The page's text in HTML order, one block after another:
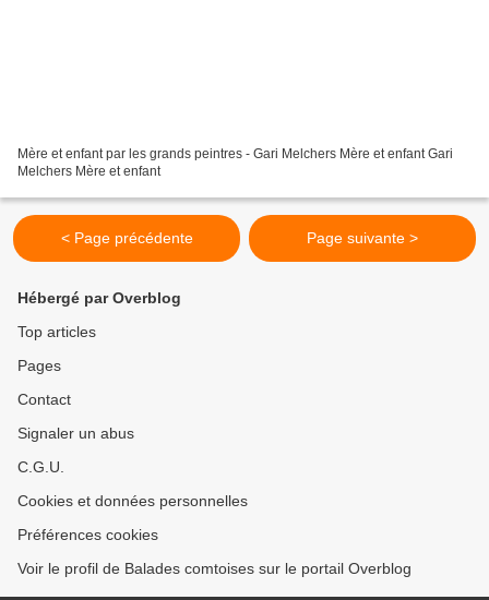
Mère et enfant par les grands peintres - Gari Melchers Mère et enfant Gari
Melchers Mère et enfant
< Page précédente Page suivante >
Hébergé par Overblog
Top articles
Pages
Contact
Signaler un abus
C.G.U.
Cookies et données personnelles
Préférences cookies
Voir le profil de Balades comtoises sur le portail Overblog